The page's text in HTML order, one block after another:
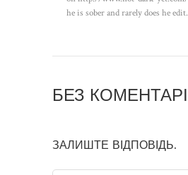
he is sober and rarely does he edit.
БЕЗ
ЗАЛИШТЕ ВІДПОВІДЬ.